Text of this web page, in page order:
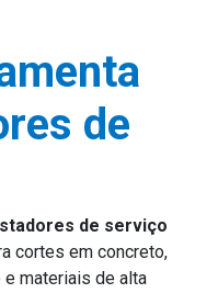
de
de serviço
cortes em concreto,
e materiais de alta